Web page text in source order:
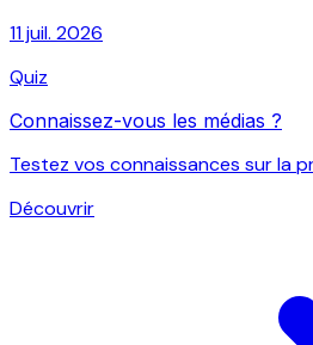
11 juil. 2026
Quiz
Connaissez-vous les médias ?
Testez vos connaissances sur la
Découvrir